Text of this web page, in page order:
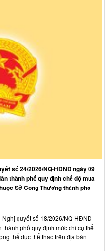
số 24/2026/NQ-HĐND ngày 09
thành phố quy định chế độ mua
Sở Công Thương thành phố
quyết số 18/2026/NQ-HĐND
phố quy định mức chi cụ thể
thể dục thể thao trên địa bàn